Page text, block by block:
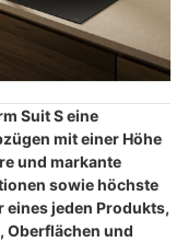
Suit S eine
mit einer Höhe
und markante
sowie höchste
eines jeden Produkts,
Oberflächen und